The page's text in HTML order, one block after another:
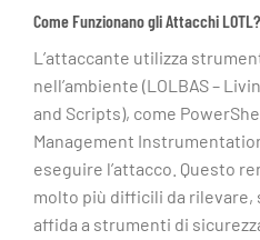
Come Funzionano gli Attacchi LOTL?
L’attaccante utilizza
nell’ambiente (LOLBAS –
and Scripts), come
Management
eseguire l’attacco. Questo
molto più difficili da rilevare,
affida a strumenti di